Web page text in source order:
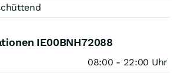
IE00BNH72088
08:00 - 22:00 Uhr